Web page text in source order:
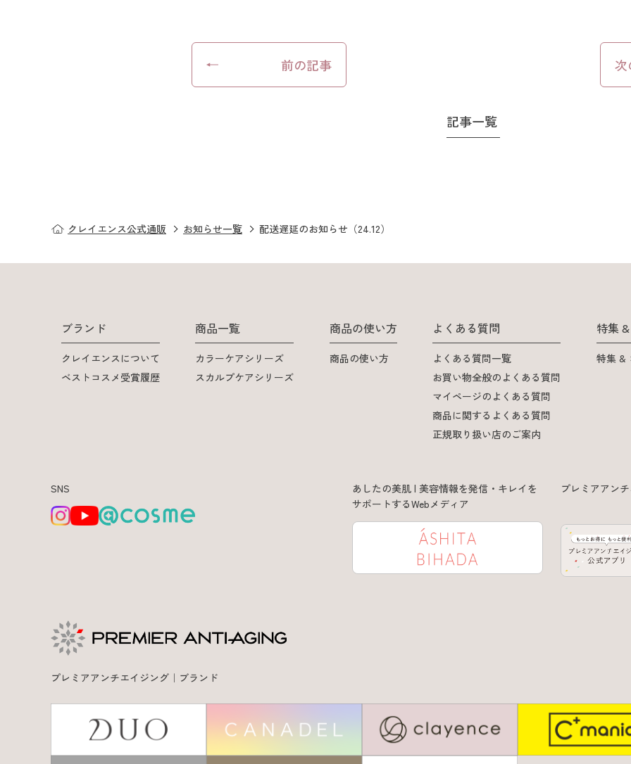
前の記事
記事一覧
次
クレイエンス公式通販 お知らせ一覧 配送遅延のお知らせ（24.12）
ブランド
クレイエンスについて
ベストコスメ受賞履歴
商品一覧
カラーケアシリーズ
スカルプケアシリーズ
商品の使い方
商品の使い方
よくある質問
よくある質問一覧
お買い物全般のよくある質問
マイページのよくある質問
商品に関するよくある質問
正規取り扱い店のご案内
特集
特集 &
SNS
あしたの美肌 | 美容情報を発信・キレイを
サポートするWebメディア
プレミアアン
プレミアアンチエイジング｜ブランド